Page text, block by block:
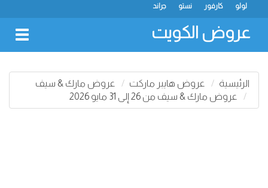
جراند نستو كارفور لولو
عروض الكويت
الرئيسية عروض هايبر ماركت
عروض مارك & سيف
عروض مارك & سيف من 26 إلى 31 مايو 2026